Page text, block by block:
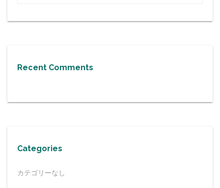
Recent Comments
Categories
カテゴリーなし